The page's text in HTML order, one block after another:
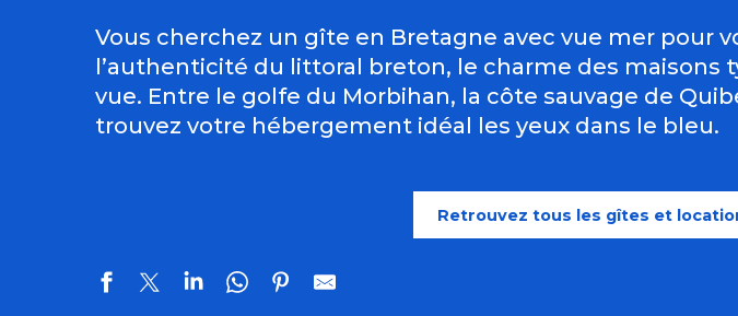
Vous cherchez un gîte en Bretagne avec vue mer pour
l’authenticité du littoral breton, le charme des maisons
vue. Entre le golfe du Morbihan, la côte sauvage de
trouvez votre hébergement idéal les yeux dans le bleu.
Retrouvez tous les gîtes et